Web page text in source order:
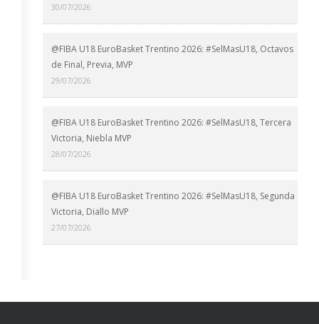
30/07/2026
@FIBA U18 EuroBasket Trentino 2026: #SelMasU18, Octavos
de Final, Previa, MVP
29/07/2026
@FIBA U18 EuroBasket Trentino 2026: #SelMasU18, Tercera
Victoria, Niebla MVP
28/07/2026
@FIBA U18 EuroBasket Trentino 2026: #SelMasU18, Segunda
Victoria, Diallo MVP
27/07/2026